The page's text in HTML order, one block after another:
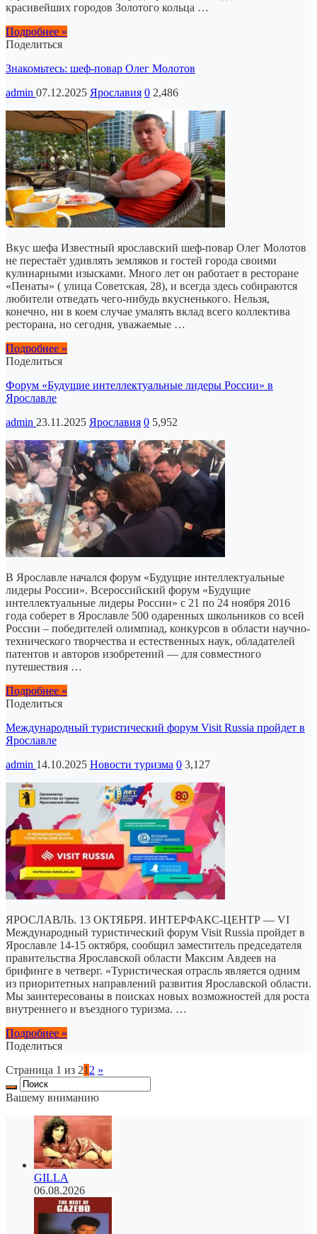
красивейших городов Золотого кольца …
Подробнее »
Поделиться
Знакомьтесь: шеф-повар Олег Молотов
admin 07.12.2025 Ярославия 0 2,486
Вкус шефа Известный ярославский шеф-повар Олег Молотов
не перестаёт удивлять земляков и гостей города своими
кулинарными изысками. Много лет он работает в ресторане
«Пенаты» ( улица Советская, 28), и всегда здесь собираются
любители отведать чего-нибудь вкусненького. Нельзя,
конечно, ни в коем случае умалять вклад всего коллектива
ресторана, но сегодня, уважаемые …
Подробнее »
Поделиться
Форум «Будущие интеллектуальные лидеры России» в
Ярославле
admin 23.11.2025 Ярославия 0 5,952
В Ярославле начался форум «Будущие интеллектуальные
лидеры России». Всероссийский форум «Будущие
интеллектуальные лидеры России» с 21 по 24 ноября 2016
года соберет в Ярославле 500 одаренных школьников со всей
России – победителей олимпиад, конкурсов в области научно-
технического творчества и естественных наук, обладателей
патентов и авторов изобретений — для совместного
путешествия …
Подробнее »
Поделиться
Международный туристический форум Visit Russia пройдет в
Ярославле
admin 14.10.2025 Новости туризма 0 3,127
ЯРОСЛАВЛЬ. 13 ОКТЯБРЯ. ИНТЕРФАКС-ЦЕНТР — VI
Международный туристический форум Visit Russia пройдет в
Ярославле 14-15 октября, сообщил заместитель председателя
правительства Ярославской области Максим Авдеев на
брифинге в четверг. «Туристическая отрасль является одним
из приоритетных направлений развития Ярославской области.
Мы заинтересованы в поисках новых возможностей для роста
внутреннего и въездного туризма. …
Подробнее »
Поделиться
Страница 1 из 21 2 »
Вашему вниманию
GILLA
06.08.2026